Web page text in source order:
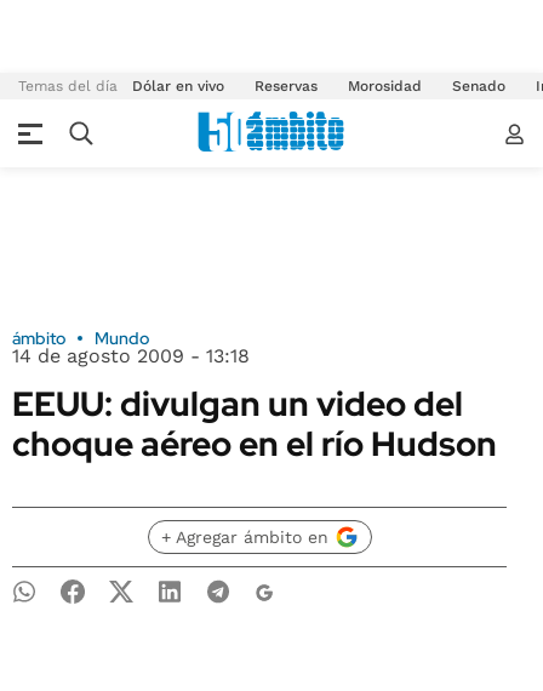
Temas del día Dólar en vivo Reservas Morosidad Senado
ámbito Mundo
14 de agosto 2009 - 13:18
EEUU: divulgan un video del
choque aéreo en el río Hudson
+ Agregar ámbito en